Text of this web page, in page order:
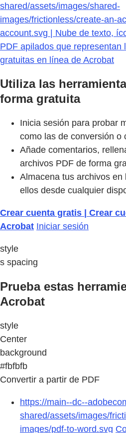
shared/assets/images/shared-
images/frictionless/create-an-
account.svg | Nube de texto,
PDF apilados que representan
gratuitas en línea de Acrobat
Utiliza las
forma gratuita
Inicia sesión para probar
como las de conversión o
Añade comentarios,
archivos PDF de forma
Almacena tus archivos
ellos desde cualquier
Crear cuenta gratis | Crear
Acrobat Iniciar sesión
style
s spacing
Prueba estas
Acrobat
style
Center
background
#fbfbfb
Convertir a partir de PDF
https://main--dc--
shared/assets/images/
images/pdf-to-word.svg